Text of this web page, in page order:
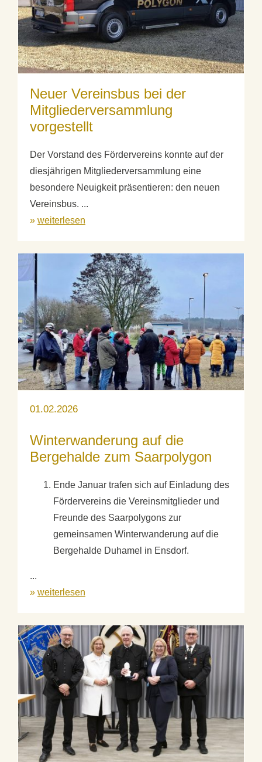
Neuer Vereinsbus bei der
Mitgliederversammlung
vorgestellt
Der Vorstand des Fördervereins konnte auf der
diesjährigen Mitgliederversammlung eine
besondere Neuigkeit präsentieren: den neuen
Vereinsbus. ...
» weiterlesen
01.02.2026
Winterwanderung auf die
Bergehalde zum Saarpolygon
Ende Januar trafen sich auf Einladung des
Fördervereins die Vereinsmitglieder und
Freunde des Saarpolygons zur
gemeinsamen Winterwanderung auf die
Bergehalde Duhamel in Ensdorf.
...
» weiterlesen